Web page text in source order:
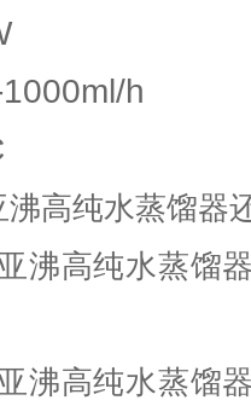
h
高纯水蒸馏器
沸高纯水蒸馏
沸高纯水蒸馏